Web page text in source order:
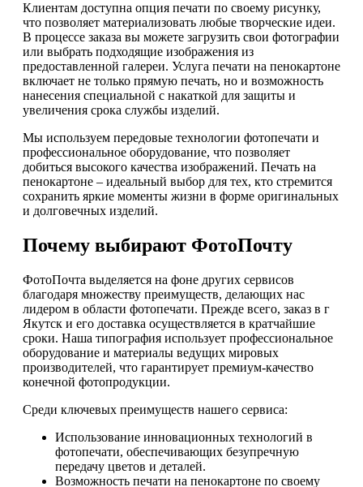
Клиентам доступна опция печати по своему рисунку,
что позволяет материализовать любые творческие идеи.
В процессе заказа вы можете загрузить свои фотографии
или выбрать подходящие изображения из
предоставленной галереи. Услуга печати на пенокартоне
включает не только прямую печать, но и возможность
нанесения специальной с накаткой для защиты и
увеличения срока службы изделий.
Мы используем передовые технологии фотопечати и
профессиональное оборудование, что позволяет
добиться высокого качества изображений. Печать на
пенокартоне – идеальный выбор для тех, кто стремится
сохранить яркие моменты жизни в форме оригинальных
и долговечных изделий.
Почему выбирают ФотоПочту
ФотоПочта выделяется на фоне других сервисов
благодаря множеству преимуществ, делающих нас
лидером в области фотопечати. Прежде всего, заказ в г
Якутск и его доставка осуществляется в кратчайшие
сроки. Наша типография использует профессиональное
оборудование и материалы ведущих мировых
производителей, что гарантирует премиум-качество
конечной фотопродукции.
Среди ключевых преимуществ нашего сервиса:
Использование инновационных технологий в
фотопечати, обеспечивающих безупречную
передачу цветов и деталей.
Возможность печати на пенокартоне по своему